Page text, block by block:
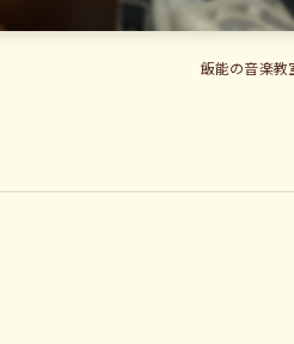
飯能の音楽教